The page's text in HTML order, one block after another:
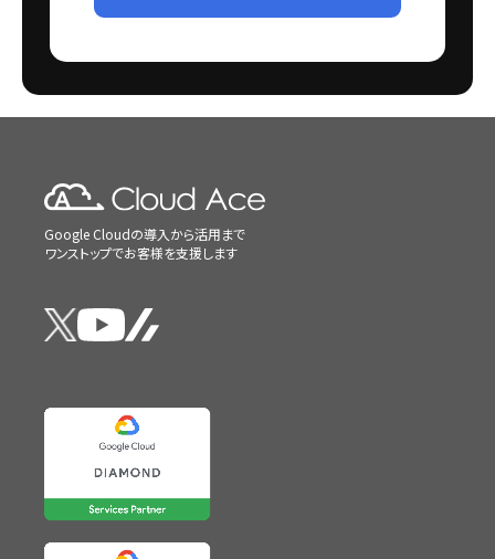
Google Cloudの導入から活用まで
ワンストップでお客様を支援します